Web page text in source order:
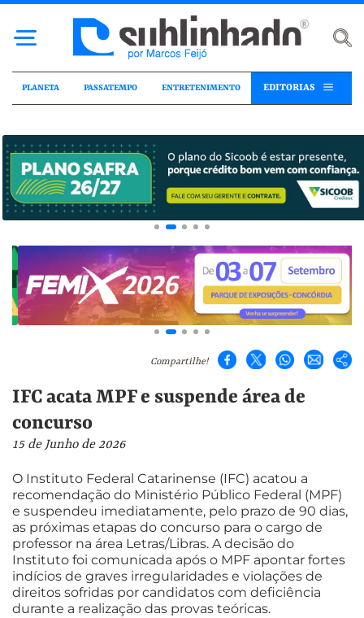
PLANETA PASSATEMPO ENTRETENIMENTO EDITORIAS
Compartilhe!
IFC acata MPF e suspende área de
concurso
15 de Junho de 2026
O Instituto Federal Catarinense (IFC) acatou a
recomendação do Ministério Público Federal (MPF)
e suspendeu imediatamente, pelo prazo de 90 dias,
as próximas etapas do concurso para o cargo de
professor na área Letras/Libras. A decisão do
Instituto foi comunicada após o MPF apontar fortes
indícios de graves irregularidades e violações de
direitos sofridas por candidatos com deficiência
durante a realização das provas teóricas.